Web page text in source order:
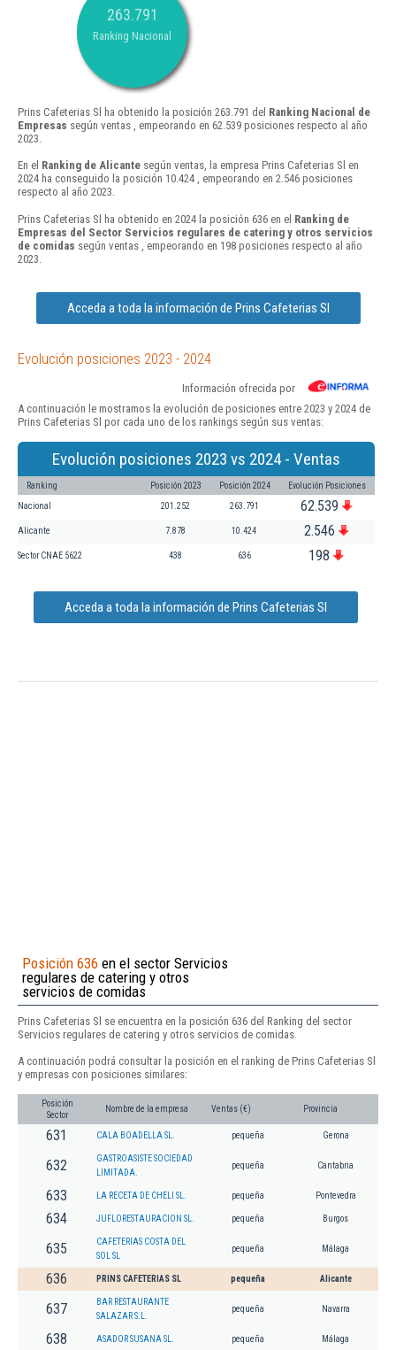
263.791
Ranking Nacional
Prins Cafeterias Sl ha obtenido la posición 263.791 del Ranking Nacional de
Empresas según ventas , empeorando en 62.539 posiciones respecto al año
2023.
En el Ranking de Alicante según ventas, la empresa Prins Cafeterias Sl en
2024 ha conseguido la posición 10.424 , empeorando en 2.546 posiciones
respecto al año 2023.
Prins Cafeterias Sl ha obtenido en 2024 la posición 636 en el Ranking de
Empresas del Sector Servicios regulares de catering y otros servicios
de comidas según ventas , empeorando en 198 posiciones respecto al año
2023.
Acceda a toda la información de Prins Cafeterias Sl
Evolución posiciones 2023 - 2024
Información ofrecida por
A continuación le mostramos la evolución de posiciones entre 2023 y 2024 de
Prins Cafeterias Sl por cada uno de los rankings según sus ventas:
Evolución posiciones 2023 vs 2024 - Ventas
Ranking Posición 2023 Posición 2024 Evolución Posiciones
Nacional 201.252 263.791 62.539
Alicante 7.878 10.424 2.546
Sector CNAE 5622 438 636 198
Acceda a toda la información de Prins Cafeterias Sl
Posición 636 en el sector Servicios
regulares de catering y otros
servicios de comidas
Prins Cafeterias Sl se encuentra en la posición 636 del Ranking del sector
Servicios regulares de catering y otros servicios de comidas.
A continuación podrá consultar la posición en el ranking de Prins Cafeterias Sl
y empresas con posiciones similares:
Posición
Sector
Nombre de la empresa Ventas (€) Provincia
631 CALA BOADELLA SL. pequeña Gerona
632
GASTROASISTE SOCIEDAD
LIMITADA.
pequeña Cantabria
633 LA RECETA DE CHELI SL. pequeña Pontevedra
634 JUFLORESTAURACION SL. pequeña Burgos
635
CAFETERIAS COSTA DEL
SOL SL
pequeña Málaga
636 PRINS CAFETERIAS SL pequeña Alicante
637
BAR RESTAURANTE
SALAZAR S.L.
pequeña Navarra
638 ASADOR SUSANA SL. pequeña Málaga